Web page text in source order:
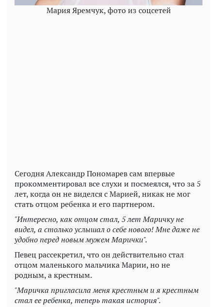
Мария Яремчук, фото из соцсетей
Сегодня Александр Пономарев сам впервые
прокомментировал все слухи и посмеялся, что за 5
лет, когда он не виделся с Марией, никак не мог
стать отцом ребенка и его партнером.
"Интересно, как отцом стал, 5 лет Маричку не
видел, а столько услышал о себе нового! Мне даже не
удобно перед новым мужем Марички".
Певец рассекретил, что он действительно стал
отцом маленького мальчика Марии, но не
родным, а крестным.
"Маричка пригласила меня крестным и я крестным
стал ее ребенка, теперь такая история".